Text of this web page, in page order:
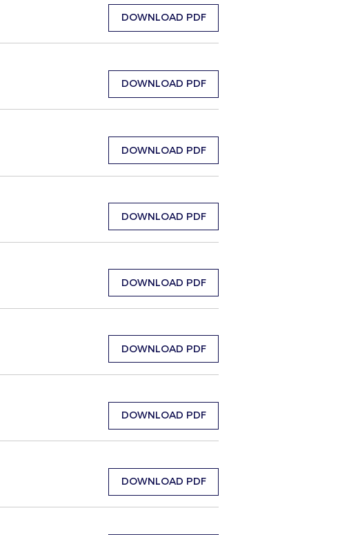
DOWNLOAD PDF
DOWNLOAD PDF
DOWNLOAD PDF
DOWNLOAD PDF
DOWNLOAD PDF
DOWNLOAD PDF
DOWNLOAD PDF
DOWNLOAD PDF